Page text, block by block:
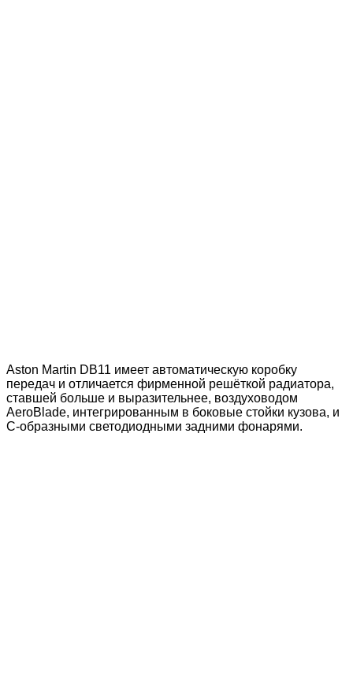
Aston Martin DB11 имеет автоматическую коробку
передач и отличается фирменной решёткой радиатора,
ставшей больше и выразительнее, воздуховодом
AeroBlade, интегрированным в боковые стойки кузова, и
С-образными светодиодными задними фонарями.